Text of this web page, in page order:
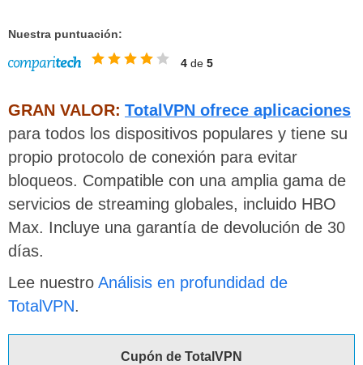
Nuestra puntuación:
4 de 5
GRAN VALOR: TotalVPN ofrece aplicaciones
para todos los dispositivos populares y tiene su
propio protocolo de conexión para evitar
bloqueos. Compatible con una amplia gama de
servicios de streaming globales, incluido HBO
Max. Incluye una garantía de devolución de 30
días.
Lee nuestro Análisis en profundidad de
TotalVPN.
Cupón de TotalVPN